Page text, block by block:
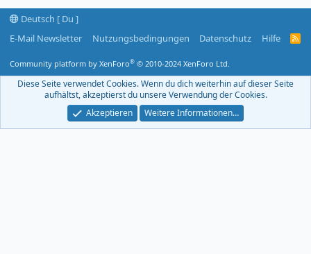
Deutsch [ Du ]
E-Mail Newsletter
Nutzungsbedingungen Datenschutz Hilfe
R
F
Community platform by XenForo® © 2010-2024 XenForo Ltd.
Diese Seite verwendet Cookies. Wenn du dich weiterhin auf dieser Seite
aufhältst, akzeptierst du unsere Verwendung der Cookies.
Akzeptieren
Weitere Informationen…